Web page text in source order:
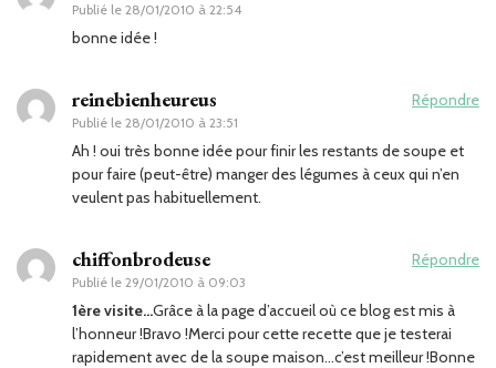
Publié le 28/01/2010 à 22:54
bonne idée !
reinebienheureus
Publié le 28/01/2010 à 23:51
Répondre
Ah ! oui très bonne idée pour finir les restants de soupe et
pour faire (peut-être) manger des légumes à ceux qui n’en
veulent pas habituellement.
chiffonbrodeuse
Publié le 29/01/2010 à 09:03
Répondre
1ère visite…Grâce à la page d’accueil où ce blog est mis à
l’honneur !Bravo !Merci pour cette recette que je testerai
rapidement avec de la soupe maison…c’est meilleur !Bonne